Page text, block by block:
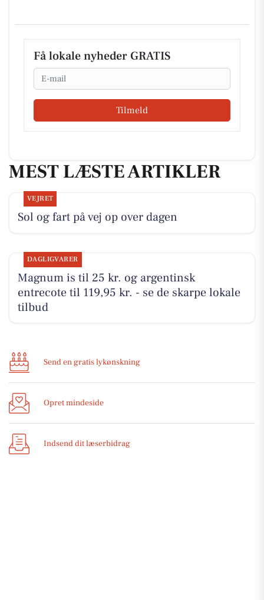
Få lokale nyheder GRATIS
Email
Tilmeld
MEST LÆSTE ARTIKLER
VEJRET
Sol og fart på vej op over dagen
DAGLIGVARER
Magnum is til 25 kr. og argentinsk
entrecote til 119,95 kr. - se de skarpe lokale
tilbud
Send en gratis lykønskning
Opret mindeside
Indsend dit læserbidrag